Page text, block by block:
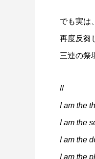
でも実は
再度反芻
三連の祭
//
I am the
I am the
I am the
I am the